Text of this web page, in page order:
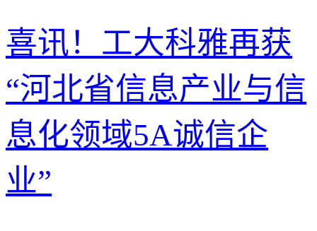
喜讯！工大科雅再获
“河北省信息产业与信
息化领域5A诚信企
业”